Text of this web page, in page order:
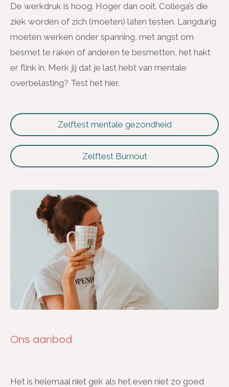
De werkdruk is hoog. Hoger dan ooit. Collega’s die
ziek worden of zich (moeten) laten testen. Langdurig
moeten werken onder spanning, met angst om
besmet te raken of anderen te besmetten, het hakt
er flink in. Merk jij dat je last hebt van mentale
overbelasting? Test het hier.
Zelftest mentale gezondheid
Zelftest Burnout
Ons aanbod
Het is helemaal niet gek als het even niet zo goed